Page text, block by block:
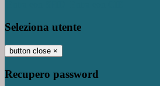
Seleziona utente
button close ×
Recupero password